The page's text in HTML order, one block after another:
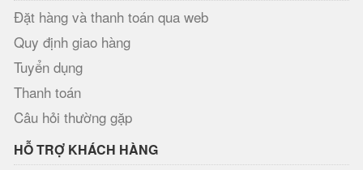
Đặt hàng và thanh toán qua web
Quy định giao hàng
Tuyển dụng
Thanh toán
Câu hỏi thường gặp
HỖ TRỢ KHÁCH HÀNG